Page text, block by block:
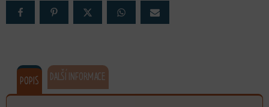
POPIS DALŠÍ INFORMACE